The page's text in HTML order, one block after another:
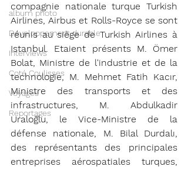
album photo
Développement durable
Interviews
Coté Coulisses
Voyages
Reportages
compagnie nationale turque Turkish
Airlines, Airbus et Rolls-Royce se sont
réunis au siège de Turkish Airlines à
Istanbul. Etaient présents M. Ömer
Bolat, Ministre de l'industrie et de la
technologie, M. Mehmet Fatih Kacır,
Ministre des transports et des
infrastructures, M. Abdulkadir
Uraloğlu, le Vice-Ministre de la
défense nationale, M. Bilal Durdalı,
des représentants des principales
entreprises aérospatiales turques,